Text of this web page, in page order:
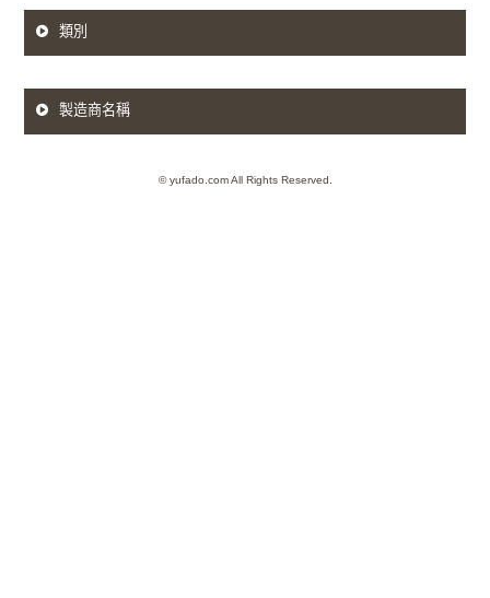
類別
製造商名稱
© yufado.com All Rights Reserved.